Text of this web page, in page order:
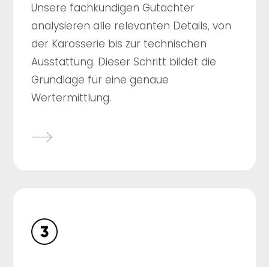
Unsere fachkundigen Gutachter
analysieren alle relevanten Details, von
der Karosserie bis zur technischen
Ausstattung. Dieser Schritt bildet die
Grundlage für eine genaue
Wertermittlung.